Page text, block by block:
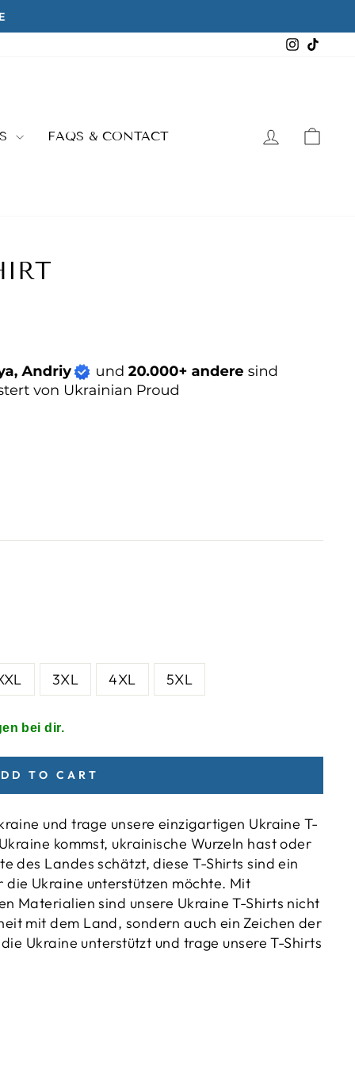
Instagram
FAQS & CONTACT LOG IN
3XL 4XL 5XL
bei dir.
TO CART
und trage unsere einzigartigen Ukraine T-
kommst, ukrainische Wurzeln hast oder
des Landes schätzt, diese T-Shirts sind ein
Ukraine unterstützen möchte. Mit
Materialien sind unsere Ukraine T-Shirts nicht
mit dem Land, sondern auch ein Zeichen der
Ukraine unterstützt und trage unsere T-Shirts